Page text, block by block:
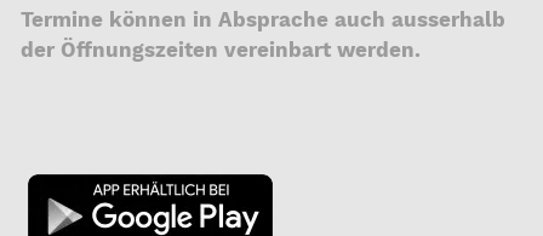
Termine können in Absprache auch ausserhalb
der Öffnungszeiten vereinbart werden.